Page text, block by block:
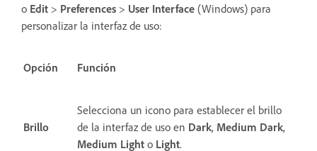
o Edit > Preferences > User Interface (Windows) para
personalizar la interfaz de uso:
Opción Función
Brillo
Selecciona un icono para establecer el brillo
de la interfaz de uso en Dark, Medium Dark,
Medium Light o Light.